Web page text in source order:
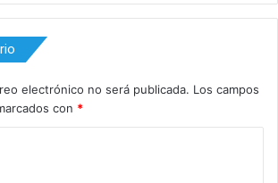
electrónico no será publicada. Los campos
con *